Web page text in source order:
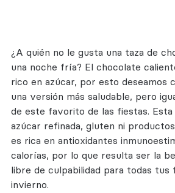
¿A quién no le gusta una taza de
una noche fría? El chocolate
rico en azúcar, por esto deseamos
una versión más saludable, pero
de este favorito de las fiestas.
azúcar refinada, gluten ni
es rica en antioxidantes
calorías, por lo que resulta ser la
libre de culpabilidad para todas tus
invierno.